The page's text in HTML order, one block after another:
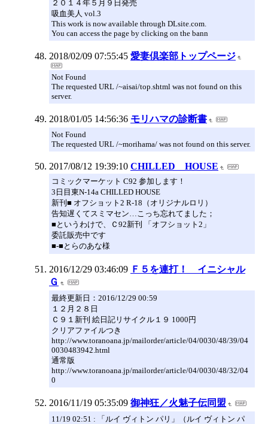
２０１４年５月９日発売
吸血美人 vol.3
This work is now available through DLsite.com.
You can access the page by clicking on the bann
2018/02/09 07:55:45 愛妻倶楽部トップページ
Not Found
The requested URL /~aisai/top.shtml was not found on this
server.
2018/01/05 14:56:36 モリハマの診断書
Not Found
The requested URL /~morihama/ was not found on this server.
2017/08/12 19:39:10 CHILLED HOUSE
コミックマーケット C92 参加します！
3日目東N-14a CHILLED HOUSE
新刊■ オフショット2 R-18（オリジナルロリ）
告知遅くてスミマセン…こっち忘れてました；
■というわけで、Ｃ92新刊 「オフショット2」
委託販売中です
■-■とらのあな様
2016/12/29 03:46:09 Ｆ５を連打！ イニシャル
Ｇ
最終更新日：2016/12/29 00:59
１２月２８日
Ｃ９１新刊 絵日記リサイクル１９ 1000円
クリアファイルつき
http://www.toranoana.jp/mailorder/article/04/0030/48/39/04
0030483942.html
通常版
http://www.toranoana.jp/mailorder/article/04/0030/48/32/04
0
2016/11/19 05:35:09 御神狂／火魅子伝同盟
11/19 02:51 : 「ルイ ヴィトン パリ」（ルイ ヴィトン パ